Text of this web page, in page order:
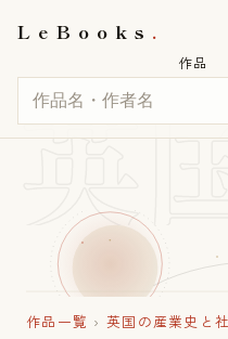
LeBooks
作品
英
作品一覧 › 英国の産業史と